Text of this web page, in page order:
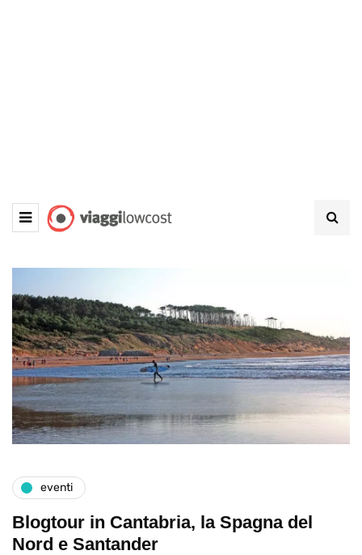
eventi
Blogtour in Cantabria, la Spagna del
Nord e Santander